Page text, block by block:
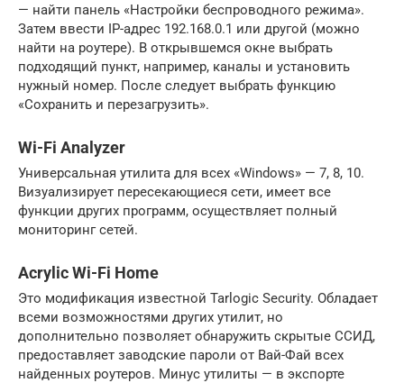
— найти панель «Настройки беспроводного режима».
Затем ввести IP-адрес 192.168.0.1 или другой (можно
найти на роутере). В открывшемся окне выбрать
подходящий пункт, например, каналы и установить
нужный номер. После следует выбрать функцию
«Сохранить и перезагрузить».
Wi-Fi Analyzer
Универсальная утилита для всех «Windows» — 7, 8, 10.
Визуализирует пересекающиеся сети, имеет все
функции других программ, осуществляет полный
мониторинг сетей.
Acrylic Wi-Fi Home
Это модификация известной Tarlogic Security. Обладает
всеми возможностями других утилит, но
дополнительно позволяет обнаружить скрытые ССИД,
предоставляет заводские пароли от Вай-Фай всех
найденных роутеров. Минус утилиты — в экспорте